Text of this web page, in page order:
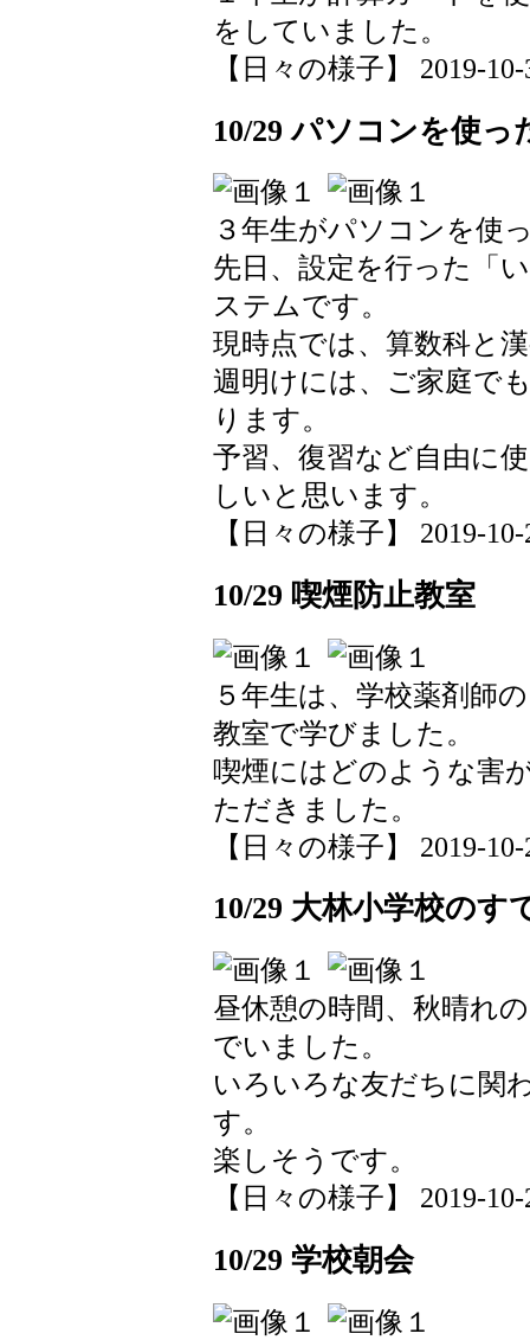
をしていました。
【日々の様子】 2019-
10/29 パソコンを使っ
３年生がパソコンを使
先日、設定を行った「
ステムです。
現時点では、算数科と
週明けには、ご家庭で
ります。
予習、復習など自由に
しいと思います。
【日々の様子】 2019-
10/29 喫煙防止教室
５年生は、学校薬剤師
教室で学びました。
喫煙にはどのような害
ただきました。
【日々の様子】 2019-
10/29 大林小学校のす
昼休憩の時間、秋晴れ
でいました。
いろいろな友だちに関
す。
楽しそうです。
【日々の様子】 2019-
10/29 学校朝会